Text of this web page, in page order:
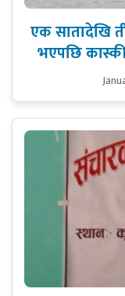
एक सातादेखि
भएपछि